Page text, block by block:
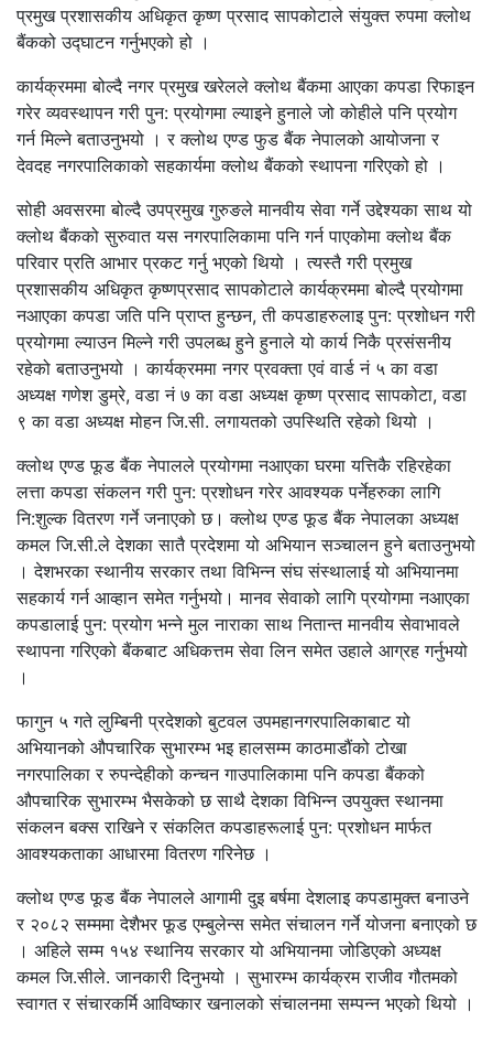
प्रमुख प्रशासकीय अधिकृत कृष्ण प्रसाद सापकोटाले संयुक्त रुपमा क्लोथ
बैंकको उद्घाटन गर्नुभएको हो ।
कार्यक्रममा बोल्दै नगर प्रमुख खरेलले क्लोथ बैंकमा आएका कपडा रिफाइन
गरेर व्यवस्थापन गरी पुन: प्रयोगमा ल्याइने हुनाले जो कोहीले पनि प्रयोग
गर्न मिल्ने बताउनुभयो । र क्लोथ एण्ड फुड बैंक नेपालको आयोजना र
देवदह नगरपालिकाको सहकार्यमा क्लोथ बैंकको स्थापना गरिएको हो ।
सोही अवसरमा बोल्दै उपप्रमुख गुरुङले मानवीय सेवा गर्ने उद्देश्यका साथ यो
क्लोथ बैंकको सुरुवात यस नगरपालिकामा पनि गर्न पाएकोमा क्लोथ बैंक
परिवार प्रति आभार प्रकट गर्नु भएको थियो । त्यस्तै गरी प्रमुख
प्रशासकीय अधिकृत कृष्णप्रसाद सापकोटाले कार्यक्रममा बोल्दै प्रयोगमा
नआएका कपडा जति पनि प्राप्त हुन्छन, ती कपडाहरुलाइ पुन: प्रशोधन गरी
प्रयोगमा ल्याउन मिल्ने गरी उपलब्ध हुने हुनाले यो कार्य निकै प्रसंसनीय
रहेको बताउनुभयो । कार्यक्रममा नगर प्रवक्ता एवं वार्ड नं ५ का वडा
अध्यक्ष गणेश डुम्रे, वडा नं ७ का वडा अध्यक्ष कृष्ण प्रसाद सापकोटा, वडा
९ का वडा अध्यक्ष मोहन जि.सी. लगायतको उपस्थिति रहेको थियो ।
क्लोथ एण्ड फूड बैंक नेपालले प्रयोगमा नआएका घरमा यत्तिकै रहिरहेका
लत्ता कपडा संकलन गरी पुन: प्रशोधन गरेर आवश्यक पर्नेहरुका लागि
नि:शुल्क वितरण गर्ने जनाएको छ। क्लोथ एण्ड फूड बैंक नेपालका अध्यक्ष
कमल जि.सी.ले देशका सातै प्रदेशमा यो अभियान सञ्‍चालन हुने बताउनुभयो
। देशभरका स्थानीय सरकार तथा विभिन्‍न संघ संस्थालाई यो अभियानमा
सहकार्य गर्न आव्हान समेत गर्नुभयो। मानव सेवाको लागि प्रयोगमा नआएका
कपडालाई पुन: प्रयोग भन्‍ने मुल नाराका साथ नितान्त मानवीय सेवाभावले
स्थापना गरिएको बैंकबाट अधिकत्तम सेवा लिन समेत उहाले आग्रह गर्नुभयो
।
फागुन ५ गते लुम्बिनी प्रदेशको बुटवल उपमहानगरपालिकाबाट यो
अभियानको औपचारिक सुभारम्भ भइ हालसम्म काठमाडौंको टोखा
नगरपालिका र रुपन्देहीको कन्चन गाउपालिकामा पनि कपडा बैंकको
औपचारिक सुभारम्भ भैसकेको छ साथै देशका विभिन्‍न उपयुक्त स्थानमा
संकलन बक्स राखिने र संकलित कपडाहरूलाई पुन: प्रशोधन मार्फत
आवश्यकताका आधारमा वितरण गरिनेछ ।
क्लोथ एण्ड फूड बैंक नेपालले आगामी दुइ बर्षमा देशलाइ कपडामुक्त बनाउने
र २०८२ सम्ममा देशैभर फूड एम्बुलेन्स समेत संचालन गर्ने योजना बनाएको छ
। अहिले सम्म १५४ स्थानिय सरकार यो अभियानमा जोडिएको अध्यक्ष
कमल जि.सीले. जानकारी दिनुभयो । सुभारम्भ कार्यक्रम राजीव गौतमको
स्वागत र संचारकर्मि आविष्कार खनालको संचालनमा सम्पन्न भएको थियो ।